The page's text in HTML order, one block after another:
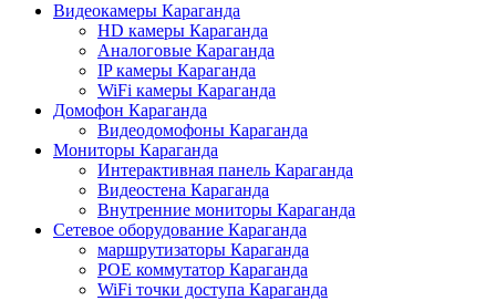
Видеокамеры Караганда
HD камеры Караганда
Аналоговые Караганда
IP камеры Караганда
WiFi камеры Караганда
Домофон Караганда
Видеодомофоны Караганда
Мониторы Караганда
Интерактивная панель Караганда
Видеостена Караганда
Внутренние мониторы Караганда
Сетевое оборудование Караганда
маршрутизаторы Караганда
POE коммутатор Караганда
WiFi точки доступа Караганда